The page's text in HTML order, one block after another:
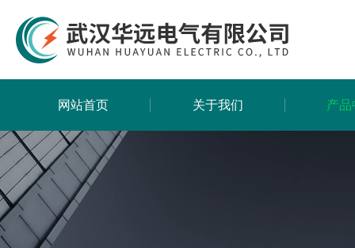
网站首页 关于我们 产品